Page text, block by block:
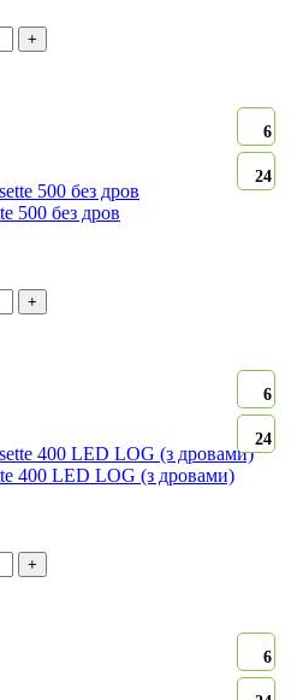
+
6
24
500 без дров
+
6
24
400 LED LOG (з дровами)
+
6